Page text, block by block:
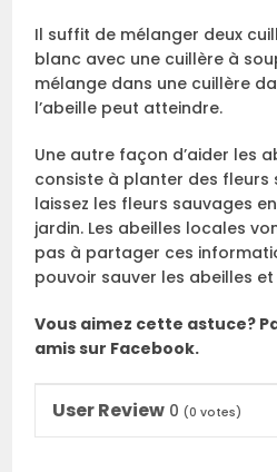
Il suffit de mélanger deux
blanc avec une cuillère à
mélange dans une cuillère
l’abeille peut atteindre.
Une autre façon d’aider les
consiste à planter des fleurs
laissez les fleurs sauvages
jardin. Les abeilles locales
pas à partager ces
pouvoir sauver les abeilles
Vous aimez cette astuce?
amis sur Facebook.
User Review 0 (0 votes)